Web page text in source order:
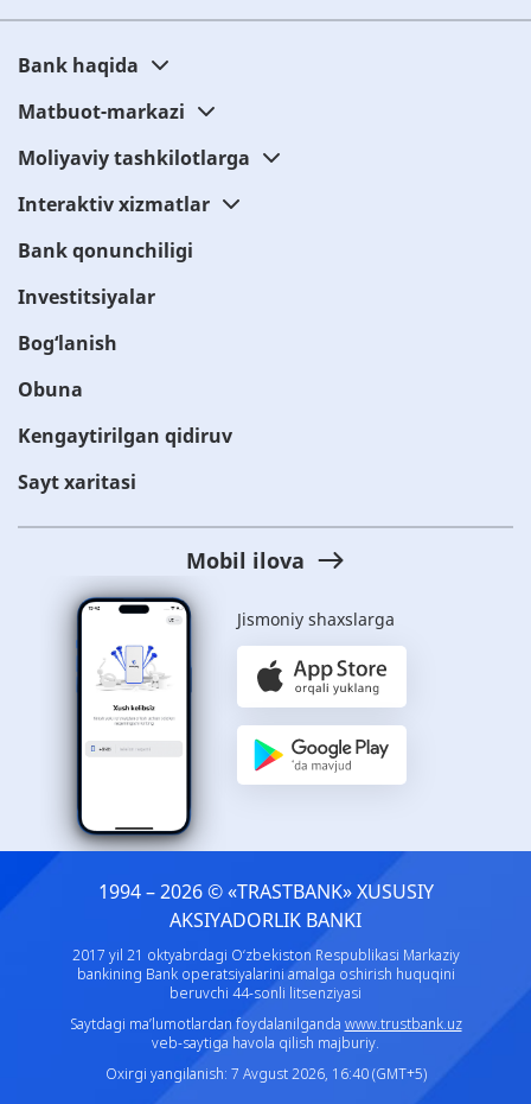
Bank haqida
Matbuot-markazi
Moliyaviy tashkilotlarga
Interaktiv xizmatlar
Bank qonunchiligi
Investitsiyalar
Bog‘lanish
Obuna
Kengaytirilgan qidiruv
Sayt xaritasi
Mobil ilova
Jismoniy shaxslarga
1994 – 2026 © «TRASTBANK» ХUSUSIY
AKSIYADORLIK BANKI
2017 yil 21 oktyabrdagi O‘zbekiston Respublikasi Markaziy
bankining Bank operatsiyalarini amalga oshirish huquqini
beruvchi 44-sonli litsenziyasi
Saytdagi ma’lumotlardan foydalanilganda www.trustbank.uz
veb-saytiga havola qilish majburiy.
Oxirgi yangilanish: 7 Avgust 2026, 16:40 (GMT+5)